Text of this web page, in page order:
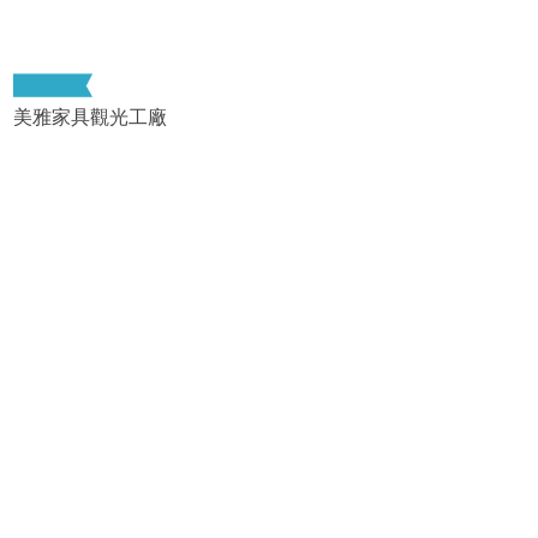
美雅家具觀光工廠